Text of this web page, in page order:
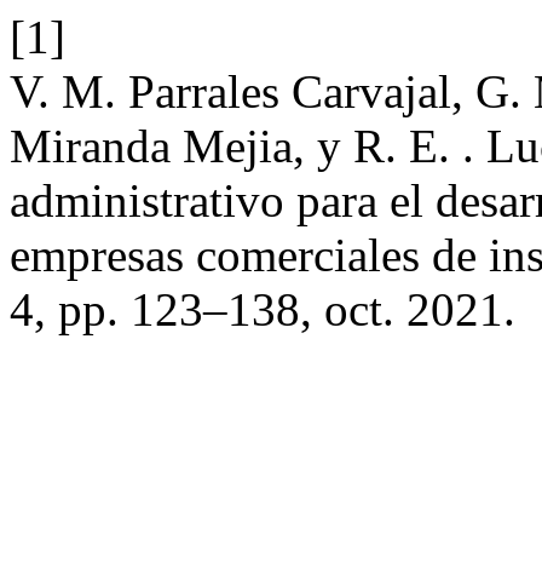
[1]
V. M. Parrales Carvajal, G.
Miranda Mejia, y R. E. .
administrativo para el
empresas comerciales de
4, pp. 123–138, oct. 2021.